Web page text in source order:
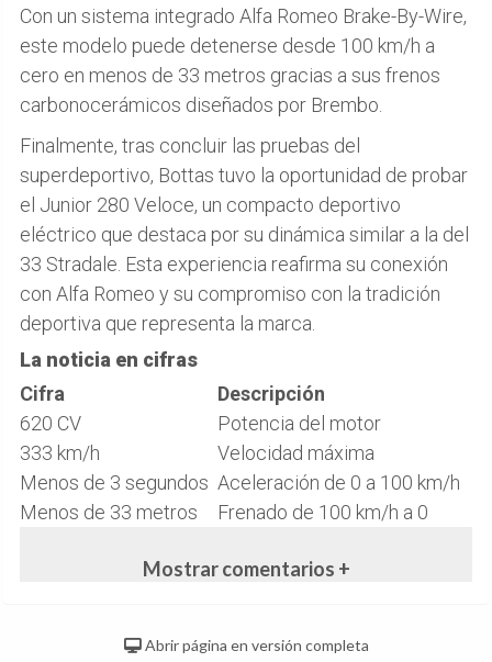
Con un sistema integrado Alfa Romeo Brake-By-Wire,
este modelo puede detenerse desde 100 km/h a
cero en menos de 33 metros gracias a sus frenos
carbonocerámicos diseñados por Brembo.
Finalmente, tras concluir las pruebas del
superdeportivo, Bottas tuvo la oportunidad de probar
el Junior 280 Veloce, un compacto deportivo
eléctrico que destaca por su dinámica similar a la del
33 Stradale. Esta experiencia reafirma su conexión
con Alfa Romeo y su compromiso con la tradición
deportiva que representa la marca.
La noticia en cifras
Cifra
Descripción
620 CV
Potencia del motor
333 km/h
Velocidad máxima
Menos de 3 segundos Aceleración de 0 a 100 km/h
Menos de 33 metros
Frenado de 100 km/h a 0
Mostrar comentarios +
Abrir página en versión completa